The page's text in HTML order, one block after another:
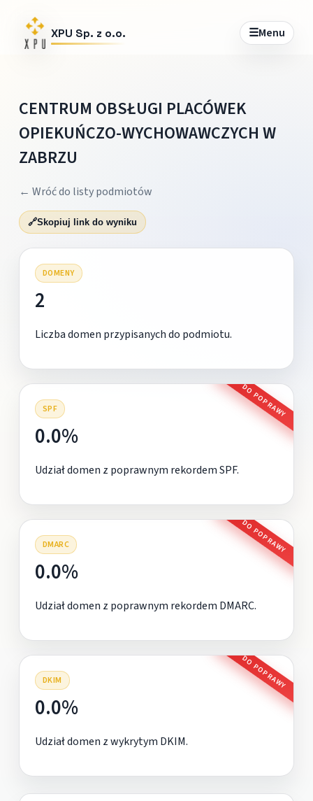
XPU Sp. z o.o. ☰Menu
CENTRUM OBSŁUGI PLACÓWEK
OPIEKUŃCZO-WYCHOWAWCZYCH W
ZABRZU
← Wróć do listy podmiotów
🔗Skopiuj link do wyniku
DOMENY
2
Liczba domen przypisanych do podmiotu.
SPF DO POPRAWY
0.0%
Udział domen z poprawnym rekordem SPF.
DMARC DO POPRAWY
0.0%
Udział domen z poprawnym rekordem DMARC.
DKIM DO POPRAWY
0.0%
Udział domen z wykrytym DKIM.